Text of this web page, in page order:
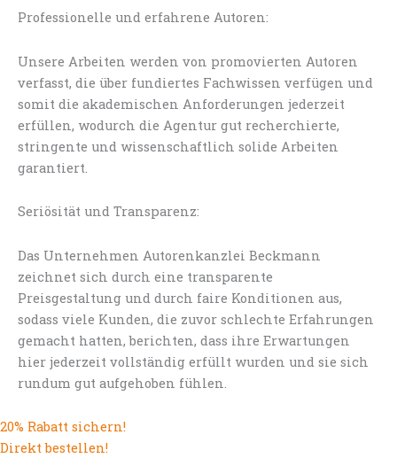
Professionelle und erfahrene Autoren:
Unsere Arbeiten werden von promovierten Autoren
verfasst, die über fundiertes Fachwissen verfügen und
somit die akademischen Anforderungen jederzeit
erfüllen, wodurch die Agentur gut recherchierte,
stringente und wissenschaftlich solide Arbeiten
garantiert.
Seriösität und Transparenz:
Das Unternehmen Autorenkanzlei Beckmann
zeichnet sich durch eine transparente
Preisgestaltung und durch faire Konditionen aus,
sodass viele Kunden, die zuvor schlechte Erfahrungen
gemacht hatten, berichten, dass ihre Erwartungen
hier jederzeit vollständig erfüllt wurden und sie sich
rundum gut aufgehoben fühlen.
20% Rabatt sichern!
Direkt bestellen!